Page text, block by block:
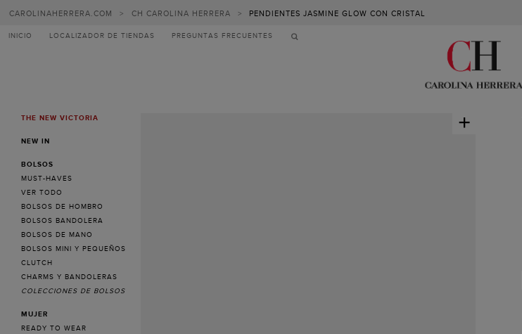
CAROLINAHERRERA.COM > CH CAROLINA HERRERA > PENDIENTES JASMINE GLOW CON CRISTAL
INICIO LOCALIZADOR DE TIENDAS PREGUNTAS FRECUENTES
MENUTHE NEW VICTORIA
NEW IN
BOLSOS
MUST-HAVES
VER TODO
BOLSOS DE HOMBRO
BOLSOS BANDOLERA
BOLSOS DE MANO
BOLSOS MINI Y PEQUEÑOS
CLUTCH
CHARMS Y BANDOLERAS
COLECCIONES DE BOLSOS
MUJER
READY TO WEAR
+